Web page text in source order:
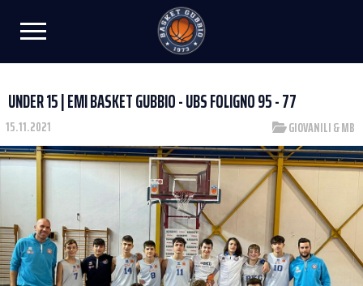
UNDER 15 | EMI BASKET GUBBIO - UBS FOLIGNO 95 - 77
15.11.2021 GIOVANILI & MB